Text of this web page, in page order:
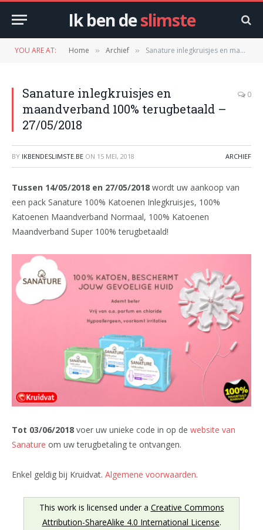
Ik ben deslimste
YOU ARE AT: Home » Archief » Sanature inlegkruisjes en maandverband 100% terugbetaald – 27/05/2018
Sanature inlegkruisjes en
maandverband 100% terugbetaald –
27/05/2018
0
BY IKBENDESLIMSTE.BE ON 15 MEI, 2018 ARCHIEF
Tussen 14/05/2018 en 27/05/2018 wordt uw aankoop van
een pack Sanature 100% Katoenen Inlegkruisjes, 100%
Katoenen Maandverband Normaal, 100% Katoenen
Maandverband Super 100% terugbetaald!
Tot 03/06/2018 voer uw unieke code in op de website van
Sanature om uw terugbetaling te ontvangen.
Enkel geldig bij Kruidvat. Algemene voorwaarden.
This work is licensed under a Creative Commons
Attribution-ShareAlike 4.0 International License.